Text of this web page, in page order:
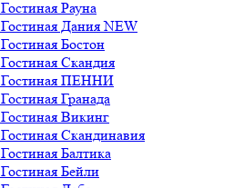
Гостиная Рауна
Гостиная Дания NEW
Гостиная Бостон
Гостиная Скандия
Гостиная ПЕННИ
Гостиная Гранада
Гостиная Викинг
Гостиная Скандинавия
Гостиная Балтика
Гостиная Бейли